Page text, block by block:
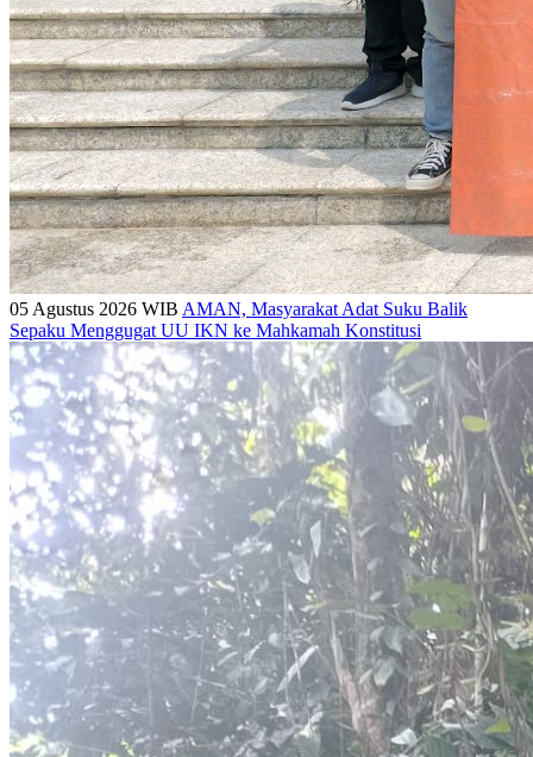
05 Agustus 2026 WIB AMAN, Masyarakat Adat Suku Balik
Sepaku Menggugat UU IKN ke Mahkamah Konstitusi